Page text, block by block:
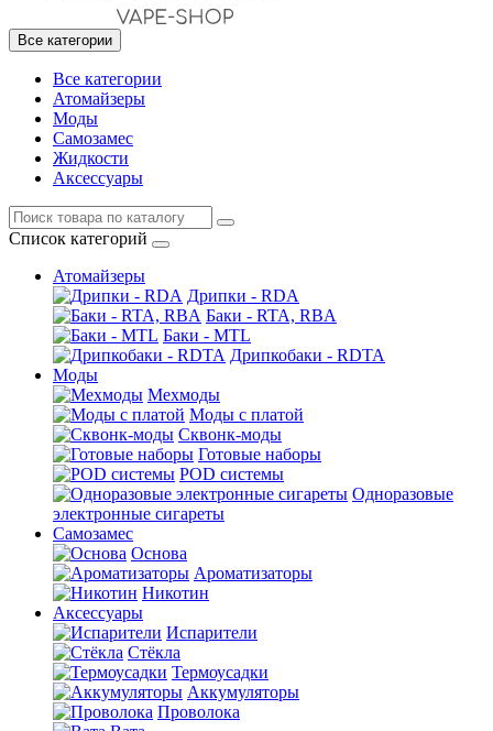
Все категории
Все категории
Атомайзеры
Моды
Самозамес
Жидкости
Аксессуары
Список категорий
Атомайзеры
Дрипки - RDA
Баки - RTA, RBA
Баки - MTL
Дрипкобаки - RDTA
Моды
Мехмоды
Моды с платой
Сквонк-моды
Готовые наборы
POD системы
Одноразовые
электронные сигареты
Самозамес
Основа
Ароматизаторы
Никотин
Аксессуары
Испарители
Стёкла
Термоусадки
Аккумуляторы
Проволока